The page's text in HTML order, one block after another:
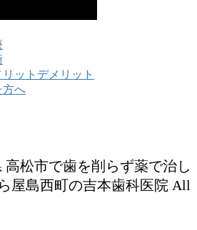
ットデメリット
方へ
松市で歯を削らず薬で治し
屋島西町の吉本歯科医院 All